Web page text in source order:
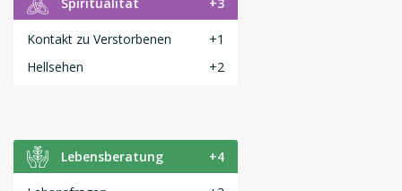
Spiritualität +3
Kontakt zu Verstorbenen
+1
Hellsehen
+2
Lebensberatung +4